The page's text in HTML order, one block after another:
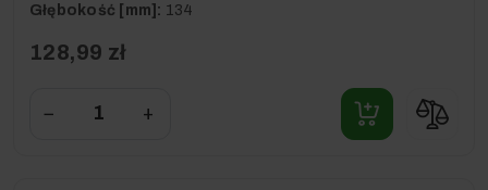
Głębokość [mm]: 134
128,99 zł
− +